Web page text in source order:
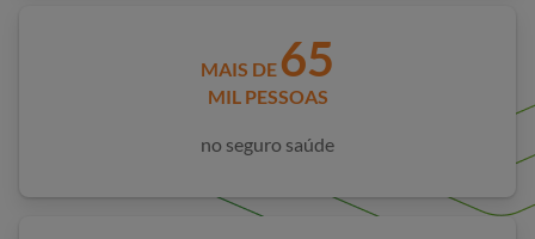
MAIS DE65
MIL PESSOAS
no seguro saúde